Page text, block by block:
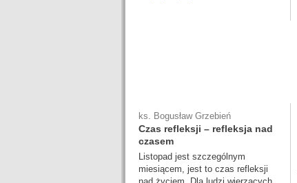
ks. Bogusław Grzebień
Czas refleksji – refleksja nad
czasem
Listopad jest szczególnym
miesiącem, jest to czas refleksji